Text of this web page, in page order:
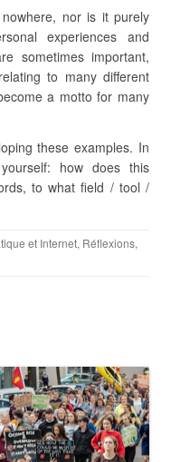
nor is it purely
experiences and
sometimes important,
to many different
a motto for many
these examples. In
how does this
to what field / tool /
et Internet, Réflexions,